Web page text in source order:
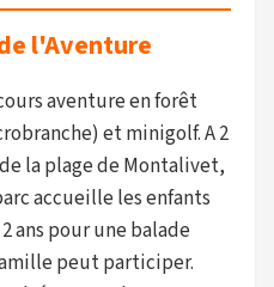
l'Aventure
aventure en forêt
et minigolf. A 2
la plage de Montalivet,
accueille les enfants
ans pour une balade
peut participer.